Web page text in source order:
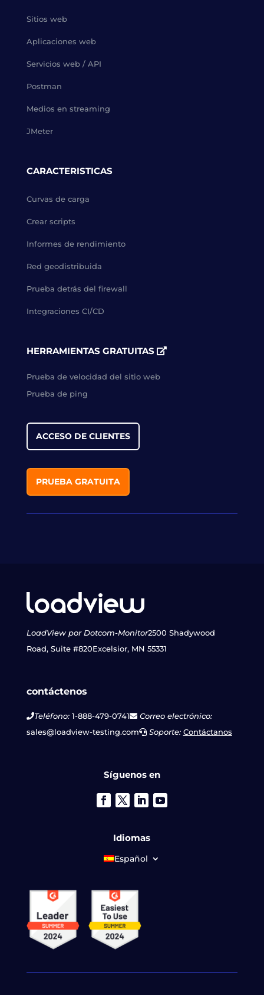
Sitios web
Aplicaciones web
Servicios web / API
Postman
Medios en streaming
JMeter
CARACTERISTICAS
Curvas de carga
Crear scripts
Informes de rendimiento
Red geodistribuida
Prueba detrás del firewall
Integraciones CI/CD
HERRAMIENTAS GRATUITAS
Prueba de velocidad del sitio web
Prueba de ping
ACCESO DE CLIENTES
PRUEBA GRATUITA
LoadView por Dotcom-Monitor2500 Shadywood
Road, Suite #820Excelsior, MN 55331
contáctenos
Teléfono:1-888-479-0741
Correo electrónico:
sales@loadview-testing.com
Soporte: Contáctanos
Síguenos en
Idiomas
Español